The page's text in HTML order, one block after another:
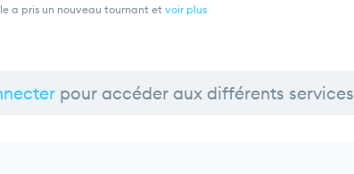
a pris un nouveau tournant et voir plus
pour accéder aux différents services